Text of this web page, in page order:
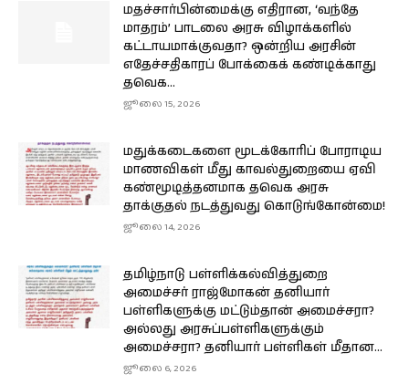
மதச்சார்பின்மைக்கு எதிரான, ‘வந்தே
மாதரம்’ பாடலை அரசு விழாக்களில்
கட்டாயமாக்குவதா? ஒன்றிய அரசின்
எதேச்சதிகாரப் போக்கைக் கண்டிக்காது
தவெக...
ஜூலை 15, 2026
மதுக்கடைகளை மூடக்கோரிப் போராடிய
மாணவிகள் மீது காவல்துறையை ஏவி
கண்மூடித்தனமாக தவெக அரசு
தாக்குதல் நடத்துவது கொடுங்கோன்மை!
ஜூலை 14, 2026
தமிழ்நாடு பள்ளிக்கல்வித்துறை
அமைச்சர் ராஜ்மோகன் தனியார்
பள்ளிகளுக்கு மட்டும்தான் அமைச்சரா?
அல்லது அரசுப்பள்ளிகளுக்கும்
அமைச்சரா? தனியார் பள்ளிகள் மீதான...
ஜூலை 6, 2026